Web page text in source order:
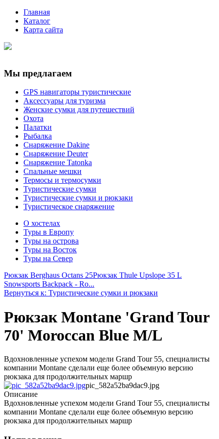
Главная
Каталог
Карта сайта
Мы предлагаем
GPS навигаторы туристические
Аксессуары для туризма
Женские сумки для путешествий
Охота
Палатки
Рыбалка
Снаряжение Dakine
Снаряжение Deuter
Снаряжение Tatonka
Спальные мешки
Термосы и термосумки
Туристические сумки
Туристические сумки и рюкзаки
Туристическое снаряжение
О хостелах
Туры в Европу
Туры на острова
Туры на Восток
Туры на Север
Рюкзак Berghaus Octans 25Рюкзак Thule Upslope 35 L
Snowsports Backpack - Ro...
Вернуться к: Туристические сумки и рюкзаки
Рюкзак Montane 'Grand Tour
70' Moroccan Blue M/L
Вдохновленные успехом модели Grand Tour 55, специалисты
компании Montane сделали еще более объемную версию
рюкзака для продолжительных маршр
pic_582a52ba9dac9.jpg
Описание
Вдохновленные успехом модели Grand Tour 55, специалисты
компании Montane сделали еще более объемную версию
рюкзака для продолжительных маршр